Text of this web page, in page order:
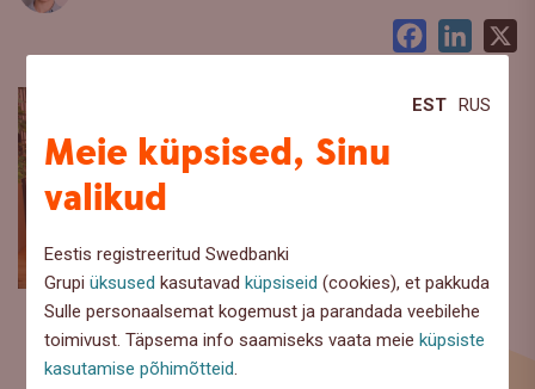
EST RUS
Meie küpsised, Sinu
valikud
Eestis registreeritud Swedbanki
Grupiüksused kasutavadküpsiseid (cookies), et pakkuda
Sulle personaalsemat kogemust ja parandada veebilehe
toimivust. Täpsema info saamiseks vaata meieküpsiste
kasutamise põhimõtteid
Facebook